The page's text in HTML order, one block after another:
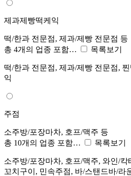
제과제빵떡케익
떡/한과 전문점, 제과/제빵 전문점 등
총 4개의 업종 포함…
목록보기
떡/한과 전문점, 제과/제빵 전문점,
익
주점
소주방/포장마차, 호프/맥주 등
총 10개의 업종 포함…
목록보기
소주방/포장마차, 호프/맥주, 와인/
꼬치구이, 민속주점, 바/스탠드바/라